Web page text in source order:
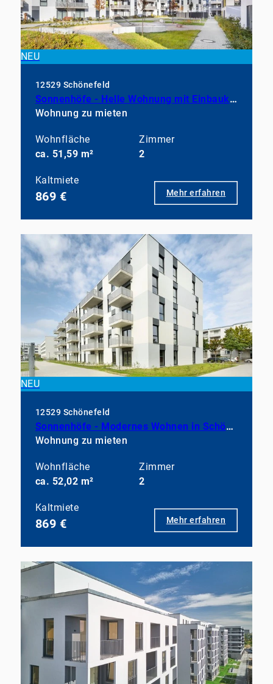
NEU
12529 Schönefeld
Sonnenhöfe - Helle Wohnung mit Einbauküche
Wohnung zu mieten
Wohnfläche
ca. 51,59 m²
Zimmer
2
Kaltmiete
869 € Mehr erfahren
NEU
12529 Schönefeld
Sonnenhöfe - Modernes Wohnen in Schönefeld
Wohnung zu mieten
Wohnfläche
ca. 52,02 m²
Zimmer
2
Kaltmiete
869 € Mehr erfahren